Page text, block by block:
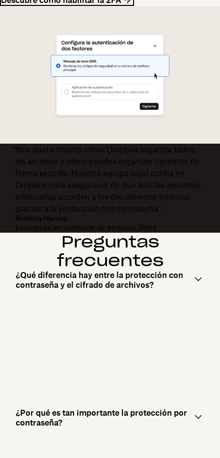
"Nos gusta mucho cómo Dropbox organiza todos
los archivos y cómo puedes organizar carpetas de
forma sencilla. Nuestro equipo legal confía en
Dropbox para asegurarse de que solo las personas
adecuadas acceden a los documentos internos
gracias a la protección con contraseña".
Brittney Harvey
Encargada de selección de personal, Bond
Preguntas
frecuentes
¿Qué diferencia hay entre la protección con
contraseña y el cifrado de archivos?
¿Por qué es tan importante la protección por
contraseña?